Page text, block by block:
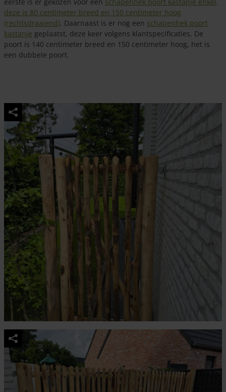
deze is 80 centimeter breed en 150 centimeter hoog
(rechtsdraaiend). Daarnaast is er nog een schapenhek poort
kastanje geplaatst, deze keer volgens klantspecificaties. De
poort is 140 centimeter breed en 150 centimeter hoog, het is
een dubbele poort.